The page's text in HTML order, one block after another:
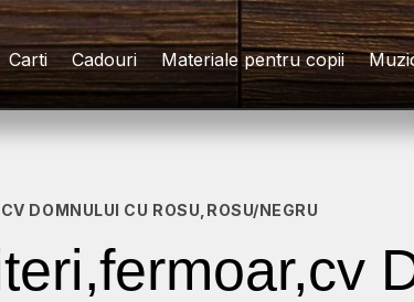
Carti Cadouri Materiale pentru copii
DOMNULUI CU ROSU,ROSU/NEGRU